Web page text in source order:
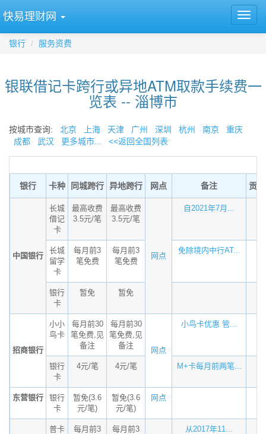
快易理财网
银行 服务资费
银联借记卡跨行或异地ATM取款手续费一
览表 -- 淄博市
按城市查询: 北京 上海 天津 广州 深圳 杭州 南京
重庆
成都
武汉 更多城市... <<返回全国列表
银行 卡种 同城跨行 异地跨行 网点 备注 贡
中国银行
长城
借记
卡
最高收费
3.5元/笔
最高收费
3.5元/笔
网点
自2021年7月...
长城
留学
卡
每月前3
笔免费
每月前3
笔免费
免除境内中行AT...
银行
卡
暂免 暂免
招商银行
小小
鸟卡
每月前30
笔免费,见
备注
每月前30
笔免费,见
备注
网点
小鸟卡优惠 管...
银行
卡
4元/笔 4元/笔 M+卡每月前两笔...
东营银行
银行
卡
暂免(3.6
元/笔)
暂免(3.6
元/笔)
网点
普卡
每月前3
每月前3
从2017年11...